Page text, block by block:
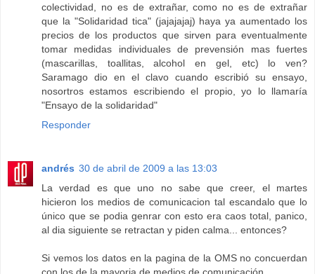
colectividad, no es de extrañar, como no es de extrañar
que la "Solidaridad tica" (jajajajaj) haya ya aumentado los
precios de los productos que sirven para eventualmente
tomar medidas individuales de prevensión mas fuertes
(mascarillas, toallitas, alcohol en gel, etc) lo ven?
Saramago dio en el clavo cuando escribió su ensayo,
nosortros estamos escribiendo el propio, yo lo llamaría
"Ensayo de la solidaridad"
Responder
andrés 30 de abril de 2009 a las 13:03
La verdad es que uno no sabe que creer, el martes
hicieron los medios de comunicacion tal escandalo que lo
único que se podia genrar con esto era caos total, panico,
al dia siguiente se retractan y piden calma... entonces?
Si vemos los datos en la pagina de la OMS no concuerdan